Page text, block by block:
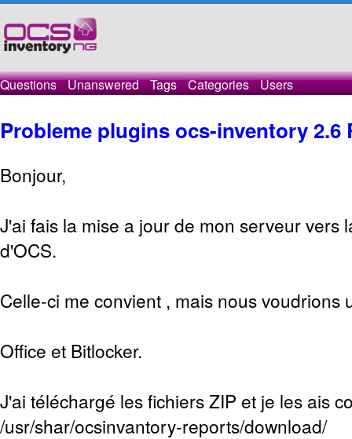
Questions Unanswered Tags Categories Users
Probleme plugins ocs-inventory 2.6
Bonjour,
J'ai fais la mise a jour de mon serveur vers
d'OCS.
Celle-ci me convient , mais nous voudrions
Office et Bitlocker.
J'ai téléchargé les fichiers ZIP et je les ais
/usr/shar/ocsinvantory-reports/download/